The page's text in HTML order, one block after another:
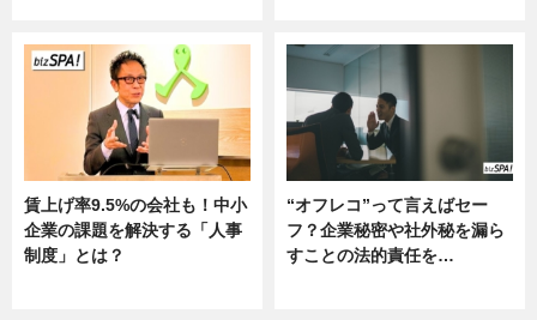
賃上げ率9.5%の会社も！中小
企業の課題を解決する「人事
制度」とは？
“オフレコ”って言えばセー
フ？企業秘密や社外秘を漏ら
すことの法的責任を…